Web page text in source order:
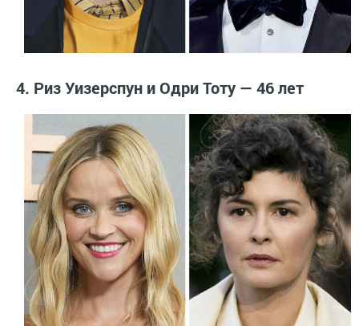
4. Риз Уизерспун и Одри Тоту — 46 лет